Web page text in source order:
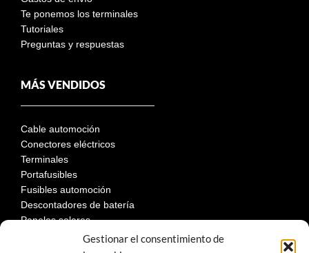
Gestionar el consentimiento de
Te ponemos los terminales
Tutoriales
Preguntas y respuestas
MÁS VENDIDOS
Cable automoción
Conectores eléctricos
Terminales
Portafusibles
Fusibles automoción
Descontadores de batería
Paneles solares